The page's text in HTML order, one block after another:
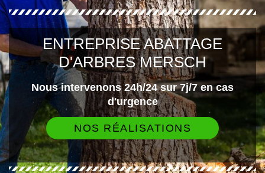
ENTREPRISE ABATTAGE
D'ARBRES MERSCH
Nous intervenons 24h/24 sur 7j/7 en cas
d'urgence
NOS RÉALISATIONS